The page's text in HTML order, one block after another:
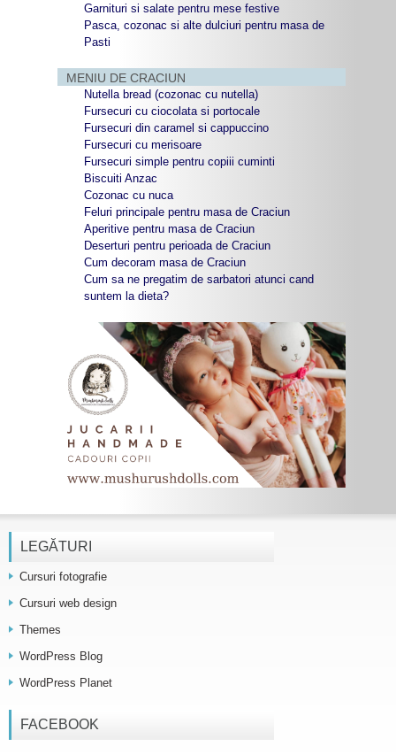
Garnituri si salate pentru mese festive
Pasca, cozonac si alte dulciuri pentru masa de
Pasti
MENIU DE CRACIUN
Nutella bread (cozonac cu nutella)
Fursecuri cu ciocolata si portocale
Fursecuri din caramel si cappuccino
Fursecuri cu merisoare
Fursecuri simple pentru copiii cuminti
Biscuiti Anzac
Cozonac cu nuca
Feluri principale pentru masa de Craciun
Aperitive pentru masa de Craciun
Deserturi pentru perioada de Craciun
Cum decoram masa de Craciun
Cum sa ne pregatim de sarbatori atunci cand
suntem la dieta?
LEGĂTURI
Cursuri fotografie
Cursuri web design
Themes
WordPress Blog
WordPress Planet
FACEBOOK